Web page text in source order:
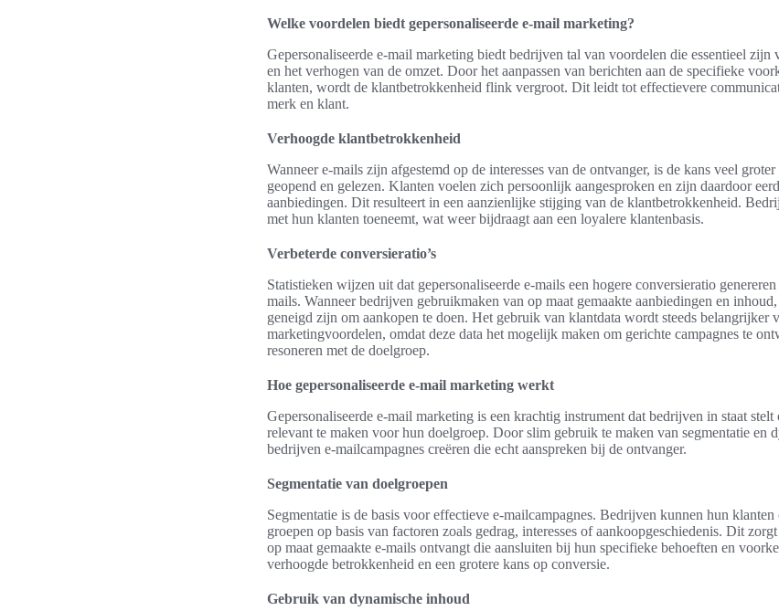
Welke voordelen biedt gepersonaliseerde e-mail marketing?
Gepersonaliseerde e-mail marketing biedt bedrijven tal van voordelen die essentieel zijn
en het verhogen van de omzet. Door het aanpassen van berichten aan de specifieke
klanten, wordt de klantbetrokkenheid flink vergroot. Dit leidt tot effectievere
merk en klant.
Verhoogde klantbetrokkenheid
Wanneer e-mails zijn afgestemd op de interesses van de ontvanger, is de kans veel
geopend en gelezen. Klanten voelen zich persoonlijk aangesproken en zijn daardoor
aanbiedingen. Dit resulteert in een aanzienlijke stijging van de klantbetrokkenheid.
met hun klanten toeneemt, wat weer bijdraagt aan een loyalere klantenbasis.
Verbeterde conversieratio’s
Statistieken wijzen uit dat gepersonaliseerde e-mails een hogere conversieratio
mails. Wanneer bedrijven gebruikmaken van op maat gemaakte aanbiedingen en
geneigd zijn om aankopen te doen. Het gebruik van klantdata wordt steeds belangrijker
marketingvoordelen, omdat deze data het mogelijk maken om gerichte campagnes te
resoneren met de doelgroep.
Hoe gepersonaliseerde e-mail marketing werkt
Gepersonaliseerde e-mail marketing is een krachtig instrument dat bedrijven in staat
relevant te maken voor hun doelgroep. Door slim gebruik te maken van segmentatie en
bedrijven e-mailcampagnes creëren die echt aanspreken bij de ontvanger.
Segmentatie van doelgroepen
Segmentatie is de basis voor effectieve e-mailcampagnes. Bedrijven kunnen hun
groepen op basis van factoren zoals gedrag, interesses of aankoopgeschiedenis. Dit
op maat gemaakte e-mails ontvangt die aansluiten bij hun specifieke behoeften en
verhoogde betrokkenheid en een grotere kans op conversie.
Gebruik van dynamische inhoud